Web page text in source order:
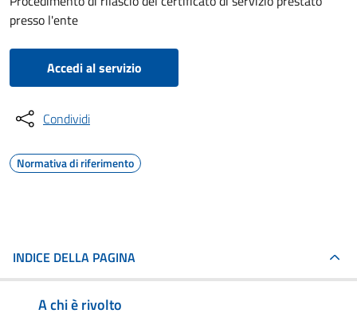
presso l'ente
Accedi al servizio
Condividi
Normativa di riferimento
INDICE DELLA PAGINA
A chi è rivolto